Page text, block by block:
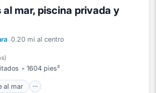
mar, piscina privada y
0.20 mi al centro
)
1604 pies²
al mar
Frente al mar
al mar